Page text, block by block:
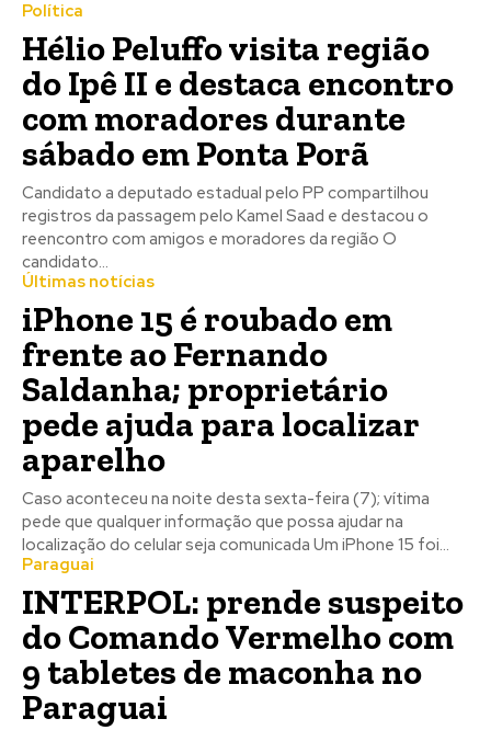
ULTIMAS NOTÍCIAS
Política
Hélio Peluffo visita região
do Ipê II e destaca encontro
com moradores durante
sábado em Ponta Porã
Candidato a deputado estadual pelo PP compartilhou
registros da passagem pelo Kamel Saad e destacou o